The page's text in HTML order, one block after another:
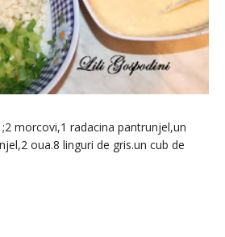
morcovi,1 radacina pantrunjel,un
oua.8 linguri de gris.un cub de